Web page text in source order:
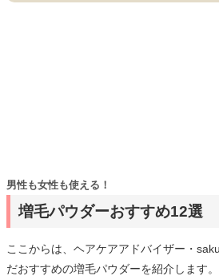
増毛パウダーおすすめ12選
男性も女性も使える！
ここからは、ヘアケアアドバイザー・
だおすすめの増毛パウダーを紹介します